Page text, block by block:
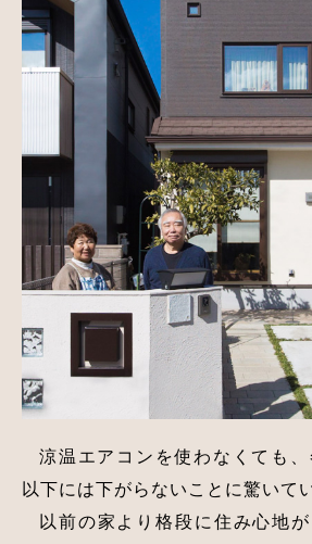
涼温エアコンを使わなくても
以下には下がらないことに驚いて
以前の家より格段に住み心地